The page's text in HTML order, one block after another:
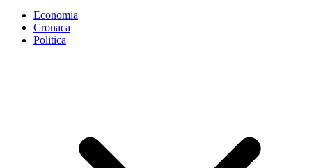
Economia
Cronaca
Politica